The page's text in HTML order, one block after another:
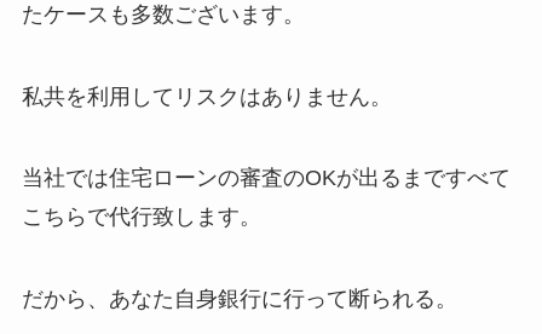
たケースも多数ございます。
私共を利用してリスクはありません。
当社では住宅ローンの審査のOKが出るまですべて
こちらで代行致します。
だから、あなた自身銀行に行って断られる。